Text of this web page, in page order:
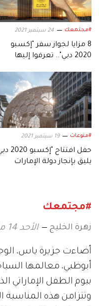
#مجتمعك 24 سبتمبر 2021
8 مزايا لجواز سفر "إكسبو
2020 دبي".. تعرفوا إليها
#منوعات 19 سبتمبر 2021
حفل افتتاح "إكسبو
يليق بإنجاز دولة الإمارات
#مجتمعك
زهرة الخليج الأحد 14 مارس 2021 17:02
أضاءت جزيرة ياس،
أبوظبي، معالمها
بيوم الطفل الإماراتي الذي
وتتزامن هذه المناسبة